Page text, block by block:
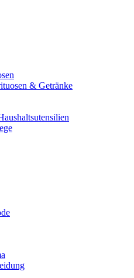
& Getränke